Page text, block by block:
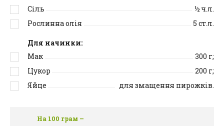
Сіль
½ч.л.
Рослинна олія
5 ст.л.
Для начинки:
Мак
300 г;
Цукор
200 г;
Яйце
для змащення пирожків.
На 100 грам –